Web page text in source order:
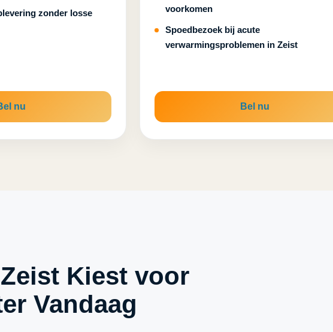
zonder losse
nu
voorkomen
Spoedbezoek bij acute
verwarmingsproblemen in Zeist
Bel nu
Kiest voor
Vandaag